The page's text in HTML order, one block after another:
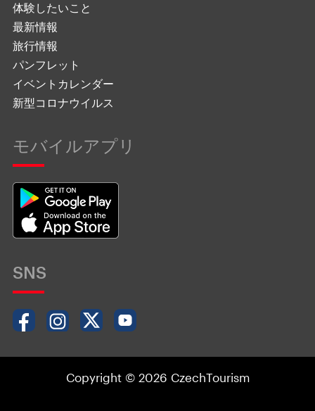
体験したいこと
最新情報
旅行情報
パンフレット
イベントカレンダー
新型コロナウイルス
モバイルアプリ
SNS
Copyright © 2026 CzechTourism